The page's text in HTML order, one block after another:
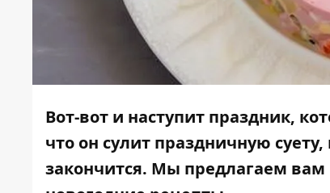
Вот-вот и наступит праздник,
что он сулит праздничную
закончится. Мы предлагаем